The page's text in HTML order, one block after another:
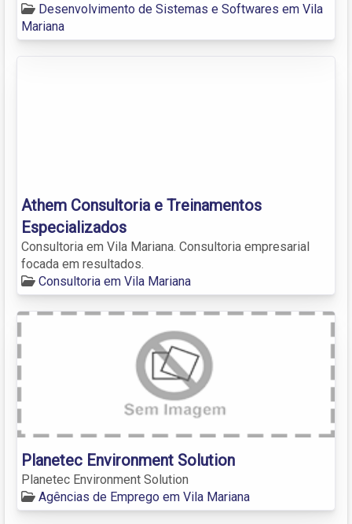
Desenvolvimento de Sistemas e Softwares em Vila
Mariana
Athem Consultoria e Treinamentos
Especializados
Consultoria em Vila Mariana. Consultoria empresarial
focada em resultados.
Consultoria em Vila Mariana
Planetec Environment Solution
Planetec Environment Solution
Agências de Emprego em Vila Mariana